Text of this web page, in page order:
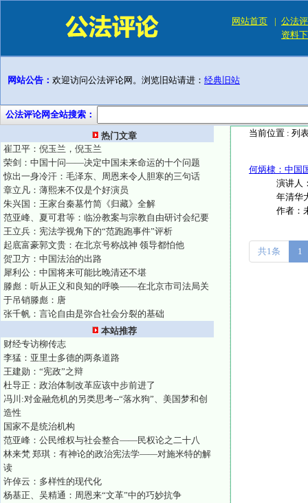
网站首页 | 公法
资料
网站公告： 欢迎访问公法评论网。浏览旧站请进： 经典旧站
公法评论网全站搜索：
热门文章
崔卫平：倪玉兰，倪玉兰
荣剑：中国十问——决定中国未来命运的十个问题
惊出一身冷汗：毛泽东、周恩来令人胆寒的三句话
章立凡：薄熙来不仅是个好演员
朱兴国：王家台秦墓竹简《归藏》全解
范亚峰、夏可君等：临汾教案与宗教自由研讨会纪要
王立兵：宪法学视角下的“范跑跑事件”评析
起底富豪郭文贵：在北京号称战神 领导都怕他
贺卫方：中国法治的出路
犀利公：中国将来可能比晚清还不堪
滕彪：听从正义和良知的呼唤——在北京市司法局关
于吊销滕彪：唐
张千帆：言论自由是弥合社会分裂的基础
本站推荐
财经专访柳传志
李猛：亚里士多德的两条道路
王建勋：“宪政”之辩
杜导正：政治体制改革应该中步前进了
冯川:对金融危机的另类思考--“落水狗”、美国梦和创
造性
国家不是统治机构
范亚峰：公民维权与社会整合——民权论之二十八
林来梵 郑琪：有神论的政治宪法学——对施米特的解
读
许倬云：多样性的现代化
杨基正、吴精通：周恩来“文革”中的巧妙抗争
当前位置 : 列
何炳棣：中国
演讲人
年清华
作者：
共1条 1